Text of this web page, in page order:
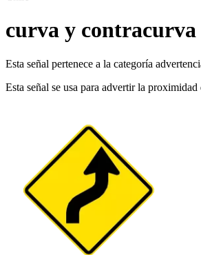
curva y contracurva
Esta señal pertenece a la categoría
Esta señal se usa para advertir la